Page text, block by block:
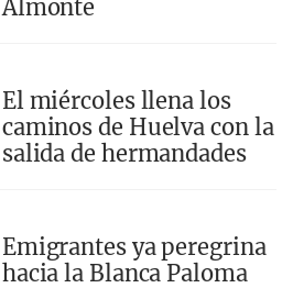
Almonte
El miércoles llena los
caminos de Huelva con la
salida de hermandades
Emigrantes ya peregrina
hacia la Blanca Paloma